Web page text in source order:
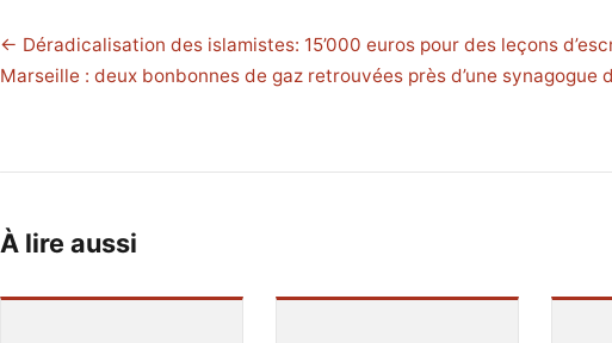
← Déradicalisation des islamistes: 15’000 euros pour des leçons
Marseille : deux bonbonnes de gaz retrouvées près d’une synagogue
À lire aussi